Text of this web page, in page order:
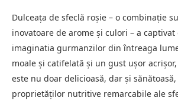
Dulceața de sfeclă roșie – o combinație
inovatoare de arome și culori – a
imaginatia gurmanzilor din întreaga
moale și catifelată și un gust ușor
este nu doar delicioasă, dar și
proprietăților nutritive remarcabile ale